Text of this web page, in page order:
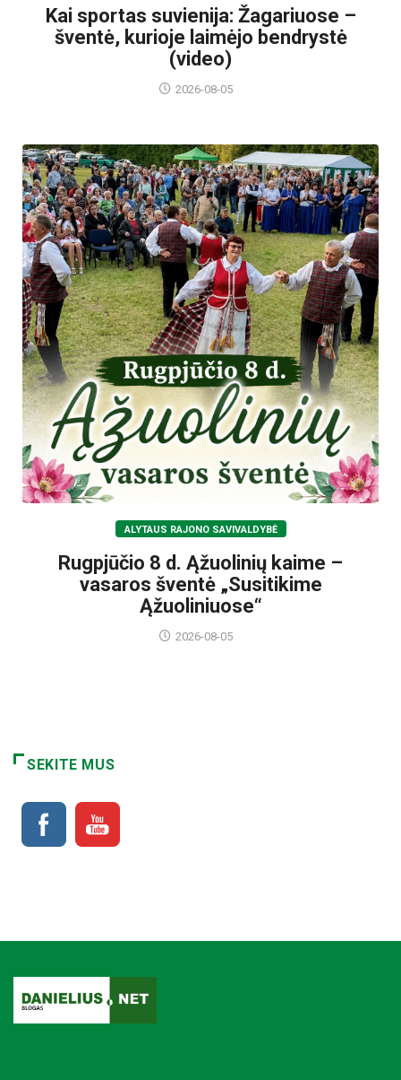
Kai sportas suvienija: Žagariuose –
šventė, kurioje laimėjo bendrystė
(video)
2026-08-05
ALYTAUS RAJONO SAVIVALDYBĖ
Rugpjūčio 8 d. Ąžuolinių kaime –
vasaros šventė „Susitikime
Ąžuoliniuose“
2026-08-05
SEKITE MUS